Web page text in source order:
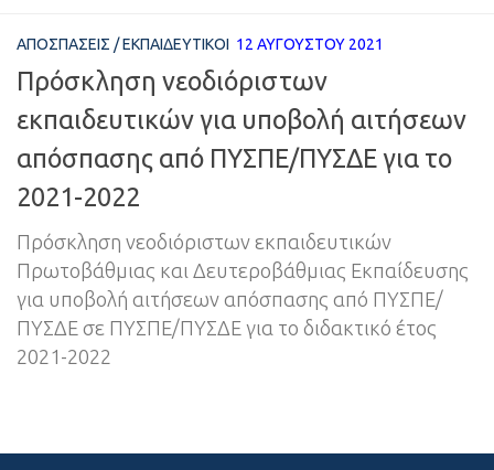
ΑΠΟΣΠΆΣΕΙΣ /ΕΚΠΑΙΔΕΥΤΙΚΟΊ 12 ΑΥΓΟΎΣΤΟΥ 2021
Πρόσκληση νεοδιόριστων
εκπαιδευτικών για υποβολή αιτήσεων
απόσπασης από ΠΥΣΠΕ/ΠΥΣΔΕ για το
2021-2022
Πρόσκληση νεοδιόριστων εκπαιδευτικών
Πρωτοβάθμιας και Δευτεροβάθμιας Εκπαίδευσης
για υποβολή αιτήσεων απόσπασης από ΠΥΣΠΕ/
ΠΥΣΔΕ σε ΠΥΣΠΕ/ΠΥΣΔΕ για το διδακτικό έτος
2021-2022